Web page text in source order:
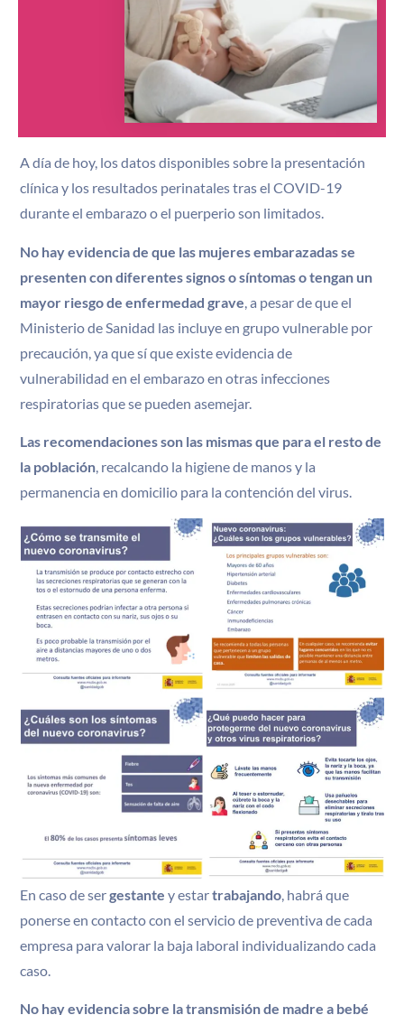
A día de hoy, los datos disponibles sobre la presentación
clínica y los resultados perinatales tras el COVID-19
durante el embarazo o el puerperio son limitados.
No hay evidencia de que las mujeres embarazadas se
presenten con diferentes signos o síntomas o tengan un
mayor riesgo de enfermedad grave , a pesar de que el
Ministerio de Sanidad las incluye en grupo vulnerable por
precaución, ya que sí que existe evidencia de
vulnerabilidad en el embarazo en otras infecciones
respiratorias que se pueden asemejar.
Las recomendaciones son las mismas que para el resto de
la población, recalcando la higiene de manos y la
permanencia en domicilio para la contención del virus.
En caso de sergestante y estartrabajando , habrá que
ponerse en contacto con el servicio de preventiva de cada
empresa para valorar la baja laboral individualizando cada
caso.
No hay evidencia sobre la transmisión de madre a bebé